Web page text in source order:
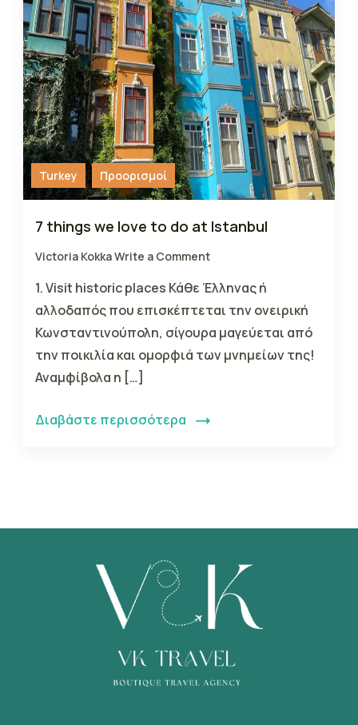
Turkey Προορισμοί
7 things we love to do at Istanbul
Victoria KokkaWrite a Comment
1. Visit historic places Κάθε Έλληνας ή
αλλοδαπός που επισκέπτεται την ονειρική
Κωνσταντινούπολη, σίγουρα μαγεύεται από
την ποικιλία και ομορφιά των μνημείων της!
Αναμφίβολα η […]
Διαβάστε περισσότερα